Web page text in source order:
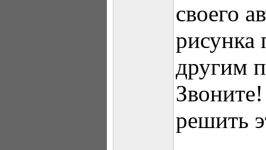
своего
рисунка
другим
решить